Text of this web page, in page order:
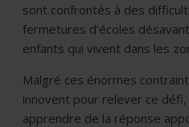
sont confrontés à des
fermetures d’écoles
enfants qui vivent dans les
Malgré ces énormes
innovent pour relever ce
apprendre de la réponse